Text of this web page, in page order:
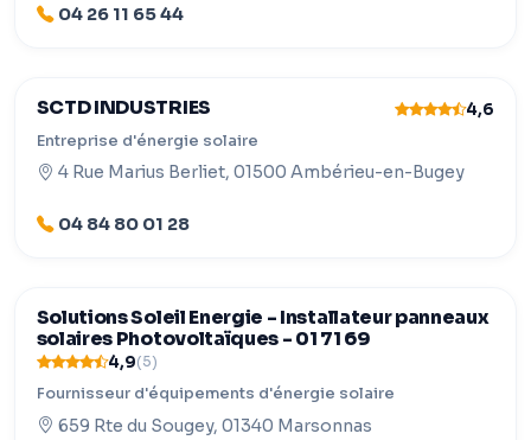
04 26 11 65 44
SCTD INDUSTRIES 4,6
Entreprise d'énergie solaire
4 Rue Marius Berliet, 01500 Ambérieu-en-Bugey
04 84 80 01 28
Solutions Soleil Energie - Installateur panneaux
solaires Photovoltaïques - 01 71 69
4,9(5)
Fournisseur d'équipements d'énergie solaire
659 Rte du Sougey, 01340 Marsonnas